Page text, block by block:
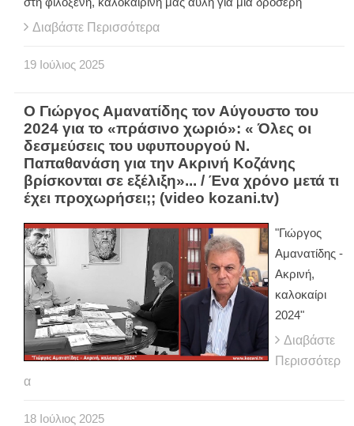
Διαβάστε Περισσότερα
19 Ιούλιος 2025
O Γιώργος Αμανατίδης τον Αύγουστο του
2024 για το «πράσινο χωριό»: « Όλες οι
δεσμεύσεις του υφυπουργού Ν.
Παπαθανάση για την Ακρινή Κοζάνης
βρίσκονται σε εξέλιξη»... / Ένα χρόνο μετά τι
έχει προχωρήσει;; (video kozani.tv)
"Γιώργος
Αμανατίδης -
Ακρινή,
καλοκαίρι
2024"
Διαβάστε
Περισσότερ
α
18 Ιούλιος 2025